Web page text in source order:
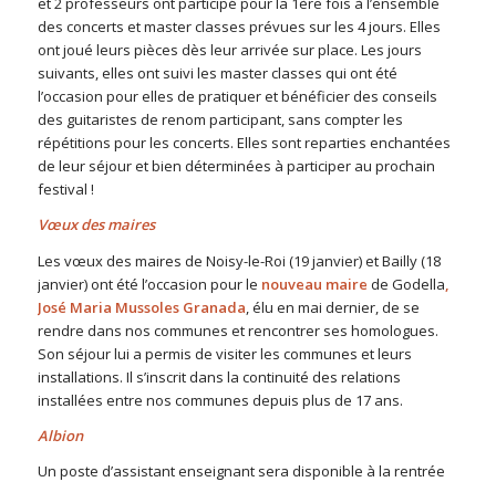
des concerts et master classes prévues sur les 4 jours. Elles
ont joué leurs pièces dès leur arrivée sur place. Les jours
suivants, elles ont suivi les master classes qui ont été
l’occasion pour elles de pratiquer et bénéficier des conseils
des guitaristes de renom participant, sans compter les
répétitions pour les concerts. Elles sont reparties enchantées
de leur séjour et bien déterminées à participer au prochain
festival !
Vœux des maires
Les vœux des maires de Noisy-le-Roi (19 janvier) et Bailly (18
janvier) ont été l’occasion pour le nouveau maire de Godella
José Maria Mussoles Granada , élu en mai dernier, de se
rendre dans nos communes et rencontrer ses homologues.
Son séjour lui a permis de visiter les communes et leurs
installations. Il s’inscrit dans la continuité des relations
installées entre nos communes depuis plus de 17 ans.
Albion
Un poste d’assistant enseignant sera disponible à la rentrée